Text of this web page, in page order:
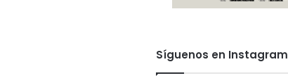
Síguenos en Instagram